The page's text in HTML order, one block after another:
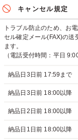
キャンセル規定
トラブル防止のため、お
セル確定メール(FAX)の送
ます。
（電話受付時間：平日
納品日3日前 17:59まで
納品日3日前 18:00以降
納品日2日前 18:00以降
納品日1日前 18:00以降